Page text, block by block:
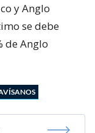
y Anglo
se debe
de Anglo